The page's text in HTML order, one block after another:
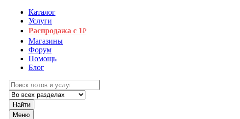
Каталог
Услуги
Распродажа с 1₽
Магазины
Форум
Помощь
Блог
Найти
Меню